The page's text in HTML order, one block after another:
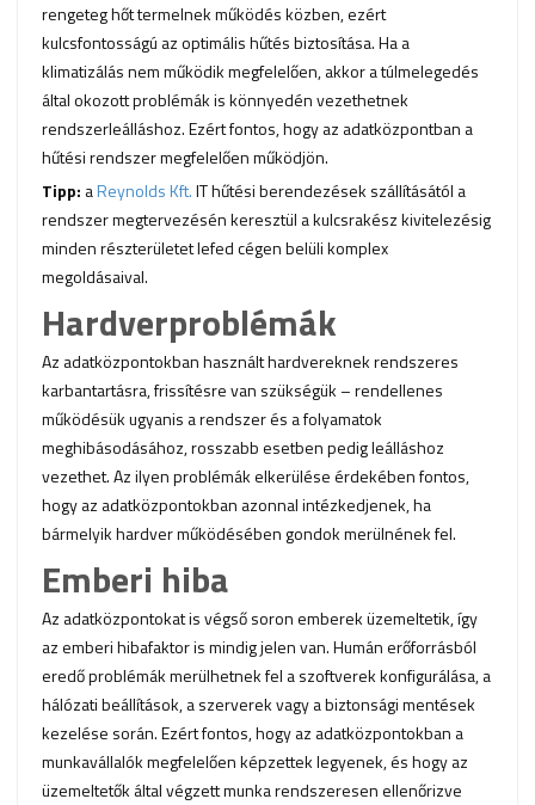
rengeteg hőt termelnek működés közben, ezért
kulcsfontosságú az optimális hűtés biztosítása. Ha a
klimatizálás nem működik megfelelően, akkor a túlmelegedés
által okozott problémák is könnyedén vezethetnek
rendszerleálláshoz. Ezért fontos, hogy az adatközpontban a
hűtési rendszer megfelelően működjön.
Tipp: aReynolds Kft.IT hűtési berendezések szállításától a
rendszer megtervezésén keresztül a kulcsrakész kivitelezésig
minden részterületet lefed cégen belüli komplex
megoldásaival.
Hardverproblémák
Az adatközpontokban használt hardvereknek rendszeres
karbantartásra, frissítésre van szükségük – rendellenes
működésük ugyanis a rendszer és a folyamatok
meghibásodásához, rosszabb esetben pedig leálláshoz
vezethet. Az ilyen problémák elkerülése érdekében fontos,
hogy az adatközpontokban azonnal intézkedjenek, ha
bármelyik hardver működésében gondok merülnének fel.
Emberi hiba
Az adatközpontokat is végső soron emberek üzemeltetik, így
az emberi hibafaktor is mindig jelen van. Humán erőforrásból
eredő problémák merülhetnek fel a szoftverek konfigurálása, a
hálózati beállítások, a szerverek vagy a biztonsági mentések
kezelése során. Ezért fontos, hogy az adatközpontokban a
munkavállalók megfelelően képzettek legyenek, és hogy az
üzemeltetők által végzett munka rendszeresen ellenőrizve